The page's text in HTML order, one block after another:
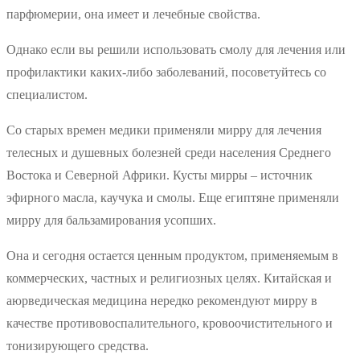
парфюмерии, она имеет и лечебные свойства.
Однако если вы решили использовать смолу для лечения или
профилактики каких-либо заболеваний, посоветуйтесь со
специалистом.
Со старых времен медики применяли мирру для лечения
телесных и душевных болезней среди населения Среднего
Востока и Северной Африки. Кусты мирры – источник
эфирного масла, каучука и смолы. Еще египтяне применяли
мирру для бальзамирования усопших.
Она и сегодня остается ценным продуктом, применяемым в
коммерческих, частных и религиозных целях. Китайская и
аюрведическая медицина нередко рекомендуют мирру в
качестве противовоспалительного, кровоочистительного и
тонизирующего средства.